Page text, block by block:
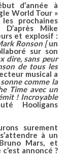
d’année à
World Tour »
prochaines
D’après Mike
et explosif :
Ronson [un
sur son
dire, sans peur
de tous les
musical a
comme la
Time avec un
! Incroyable
Hooligans
surement
à un
Mars, et
annoncé ?